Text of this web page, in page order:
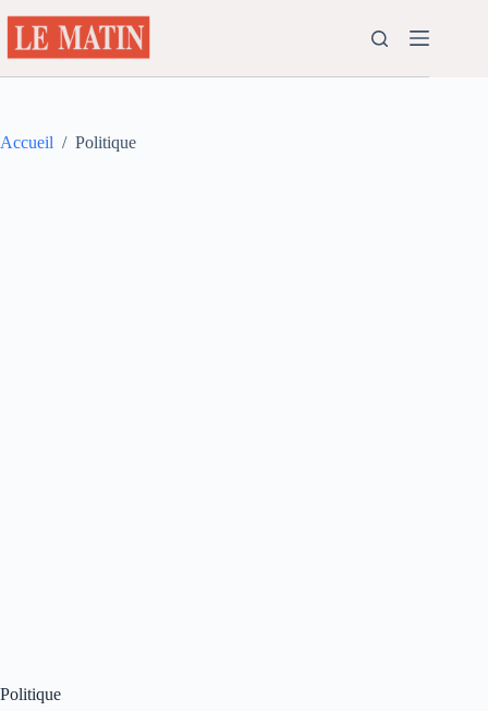
au
contenu
Accueil / Politique
Politique